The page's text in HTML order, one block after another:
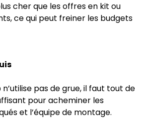
cher que les offres en kit ou
ce qui peut freiner les budgets
pas de grue, il faut tout de
pour acheminer les
et l’équipe de montage.